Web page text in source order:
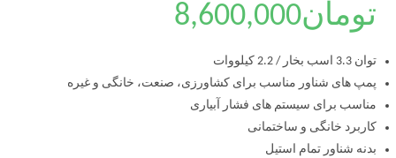
تومان8,600,000
توان 3.3 اسب بخار / 2.2 کیلووات
پمپ های شناور مناسب برای کشاورزی، صنعت، خانگی و غیره
مناسب برای سیستم های فشار آبیاری
کاربرد خانگی و ساختمانی
بدنه شناور تمام استیل